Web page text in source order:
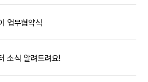
업무협약식
소식 알려드려요!